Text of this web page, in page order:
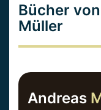
Bücher
Müller
Andreas